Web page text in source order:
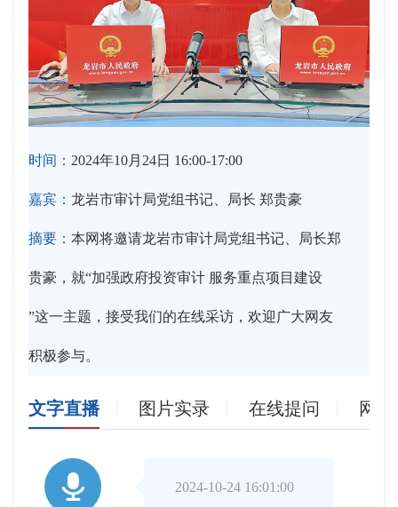
时间： 2024年10月24日 16:00-17:00
嘉宾： 龙岩市审计局党组书记、局长 郑贵豪
摘要： 本网将邀请龙岩市审计局党组书记、局长郑
贵豪，就“加强政府投资审计 服务重点项目建设
”这一主题，接受我们的在线采访，欢迎广大网友
积极参与。
文字直播 图片实录 在线提问 网

2024-10-24 16:01:00